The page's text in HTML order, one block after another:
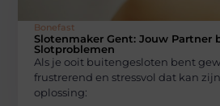
Bonefast
Slotenmaker Gent: Jouw Partner
Slotproblemen
Als je ooit buitengesloten bent
frustrerend en stressvol dat kan
oplossing: